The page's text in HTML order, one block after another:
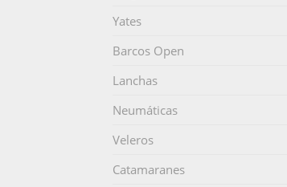
Yates
Barcos Open
Lanchas
Neumáticas
Veleros
Catamaranes